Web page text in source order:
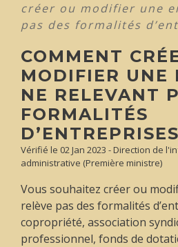
créer ou modifier une
pas des formalités
COMMENT
MODIFIER UNE
NE RELEVANT
FORMALITÉS
Vérifié le 02 Jan 2023 - Direction de
administrative (Première ministre)
Vous souhaitez créer ou
relève pas des formalités
copropriété, association
professionnel, fonds de